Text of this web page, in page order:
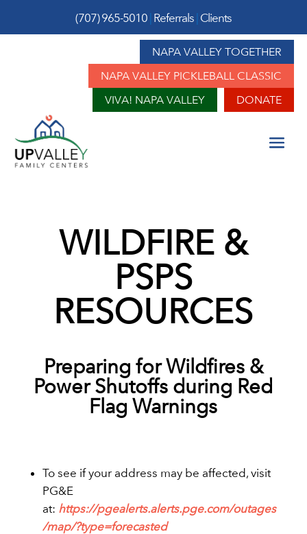
(707) 965-5010| Referrals| Clients
NAPA VALLEY TOGETHER
NAPA VALLEY PICKLEBALL CLASSIC
VIVA! NAPA VALLEY
DONATE
WILDFIRE &
PSPS
RESOURCES
Preparing for Wildfires &
Power Shutoffs during Red
Flag Warnings
To see if your address may be affected, visit
PG&E
at: https://pgealerts.alerts.pge.com/outages
/map/?type=forecasted